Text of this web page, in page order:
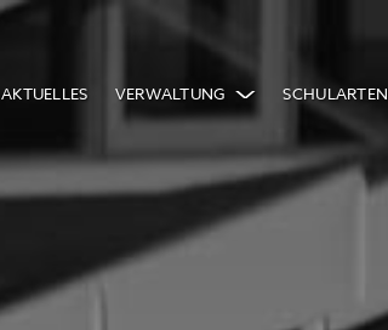
AKTUELLES VERWALTUNG SCHULARTEN